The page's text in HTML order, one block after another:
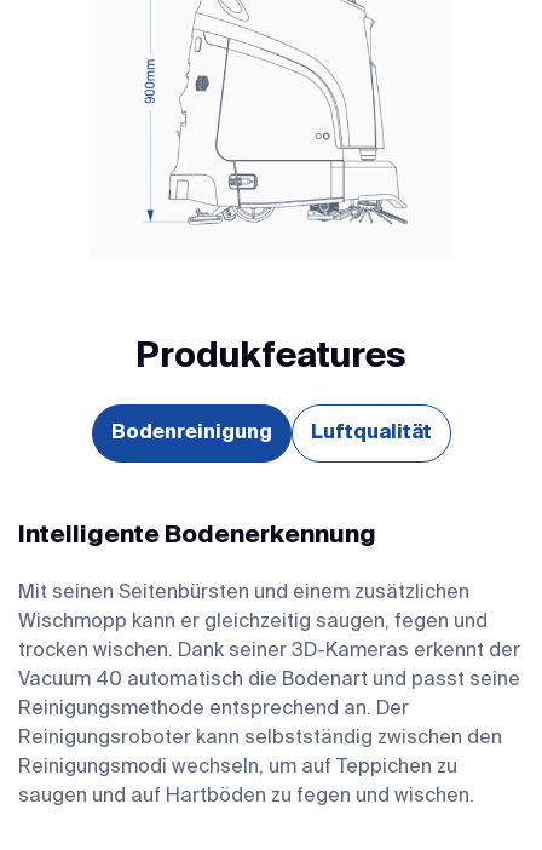
Produkfeatures
Bodenreinigung Luftqualität
Intelligente Bodenerkennung
Mit seinen Seitenbürsten und einem zusätzlichen
Wischmopp kann er gleichzeitig saugen, fegen und
trocken wischen. Dank seiner 3D-Kameras erkennt der
Vacuum 40 automatisch die Bodenart und passt seine
Reinigungsmethode entsprechend an. Der
Reinigungsroboter kann selbstständig zwischen den
Reinigungsmodi wechseln, um auf Teppichen zu
saugen und auf Hartböden zu fegen und wischen.